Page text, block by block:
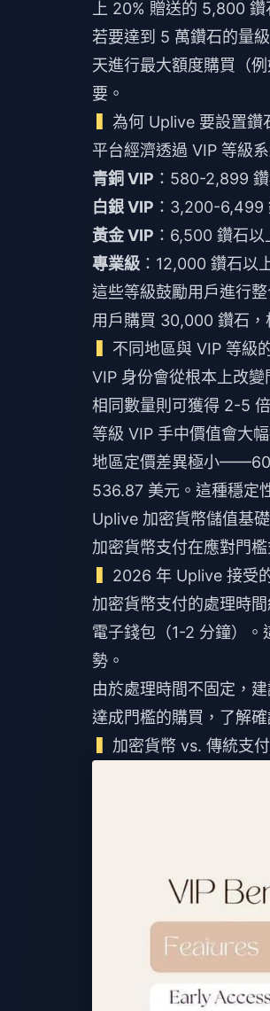
上 20% 贈送的 5,800 鑽
若要達到 5 萬鑽石的量
天進行最大額度購買（
要。
為何 Uplive 要設置鑽
平台經濟透過 VIP 等級
青銅 VIP ：580-2,899
白銀 VIP ：3,200-6,499
黃金 VIP ：6,500 鑽石
專業級 ：12,000 鑽石以
這些等級鼓勵用戶進行
用戶購買 30,000 鑽石
不同地區與 VIP 等級
VIP 身份會從根本上改
相同數量則可獲得 2-5
等級 VIP 手中價值會大幅
地區定價差異極小——60
536.87 美元。這種穩定
Uplive 加密貨幣儲值基
加密貨幣支付在應對門
2026 年 Uplive 接受
加密貨幣支付的處理時
電子錢包（1-2 分鐘）
勢。
由於處理時間不固定，
達成門檻的購買，了解
加密貨幣 vs. 傳統支